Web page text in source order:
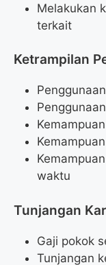
Melakukan
terkait
Ketrampilan
waktu
Tunjangan
Gaji pokok
Tunjangan